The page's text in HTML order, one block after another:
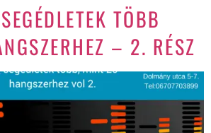
TÖBB
– 2. RÉSZ